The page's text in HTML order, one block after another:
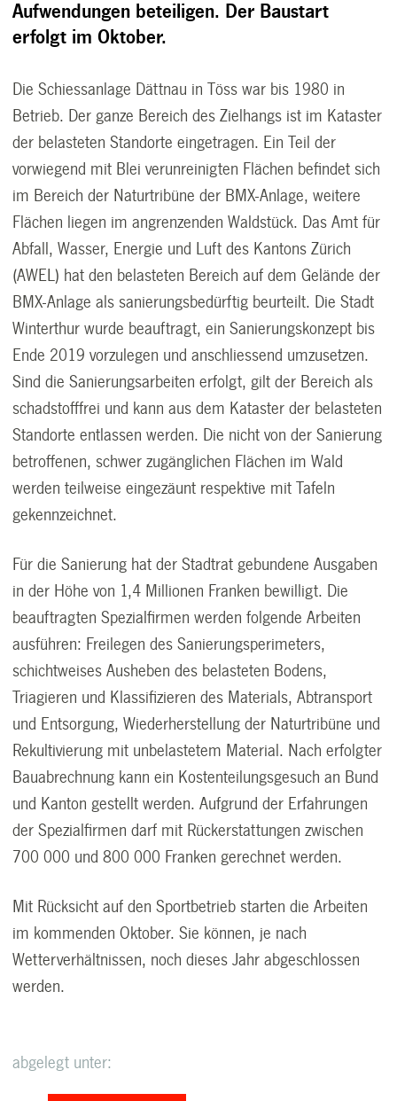
Aufwendungen beteiligen. Der Baustart
erfolgt im Oktober.
Die Schiessanlage Dättnau in Töss war bis 1980 in
Betrieb. Der ganze Bereich des Zielhangs ist im Kataster
der belasteten Standorte eingetragen. Ein Teil der
vorwiegend mit Blei verunreinigten Flächen befindet sich
im Bereich der Naturtribüne der BMX-Anlage, weitere
Flächen liegen im angrenzenden Waldstück. Das Amt für
Abfall, Wasser, Energie und Luft des Kantons Zürich
(AWEL) hat den belasteten Bereich auf dem Gelände der
BMX-Anlage als sanierungsbedürftig beurteilt. Die Stadt
Winterthur wurde beauftragt, ein Sanierungskonzept bis
Ende 2019 vorzulegen und anschliessend umzusetzen.
Sind die Sanierungsarbeiten erfolgt, gilt der Bereich als
schadstofffrei und kann aus dem Kataster der belasteten
Standorte entlassen werden. Die nicht von der Sanierung
betroffenen, schwer zugänglichen Flächen im Wald
werden teilweise eingezäunt respektive mit Tafeln
gekennzeichnet.
Für die Sanierung hat der Stadtrat gebundene Ausgaben
in der Höhe von 1,4 Millionen Franken bewilligt. Die
beauftragten Spezialfirmen werden folgende Arbeiten
ausführen: Freilegen des Sanierungsperimeters,
schichtweises Ausheben des belasteten Bodens,
Triagieren und Klassifizieren des Materials, Abtransport
und Entsorgung, Wiederherstellung der Naturtribüne und
Rekultivierung mit unbelastetem Material. Nach erfolgter
Bauabrechnung kann ein Kostenteilungsgesuch an Bund
und Kanton gestellt werden. Aufgrund der Erfahrungen
der Spezialfirmen darf mit Rückerstattungen zwischen
700 000 und 800 000 Franken gerechnet werden.
Mit Rücksicht auf den Sportbetrieb starten die Arbeiten
im kommenden Oktober. Sie können, je nach
Wetterverhältnissen, noch dieses Jahr abgeschlossen
werden.
abgelegt unter: